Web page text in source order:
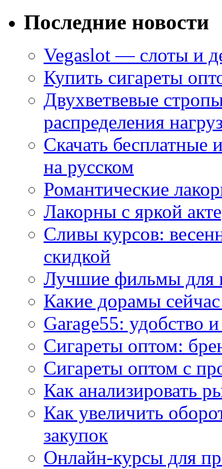
Последние новости
Vegaslot — слоты и
Купить сигареты
Двухветвевые
распределения
Скачать
на русском
Романтические
Лакорны с яркой
Сливы курсов:
скидкой
Лучшие фильмы для
Какие дорамы
Garage55: удобство
Сигареты оптом:
Сигареты оптом с
Как анализировать
Как увеличить
закупок
Онлайн-курсы для